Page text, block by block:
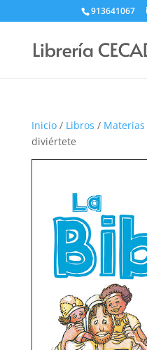
913641067
Inicio/ Libros / Materias
diviértete